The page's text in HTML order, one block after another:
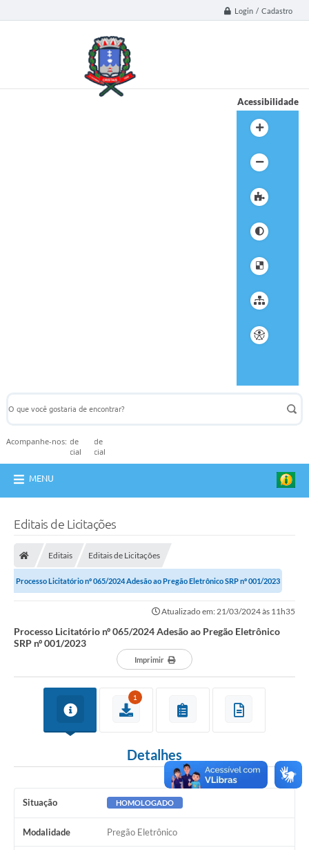
Login / Cadastro
Acessibilidade
Acompanhe-nos:
MENU
Editais de Licitações
Editais Editais de Licitações
Processo Licitatório nº 065/2024 Adesão ao Pregão Eletrônico SRP nº 001/2023
Atualizado em: 21/03/2024 às 11h35
Processo Licitatório nº 065/2024 Adesão ao Pregão Eletrônico
SRP nº 001/2023
Imprimir
1
Detalhes
Situação HOMOLOGADO
Modalidade Pregão Eletrônico